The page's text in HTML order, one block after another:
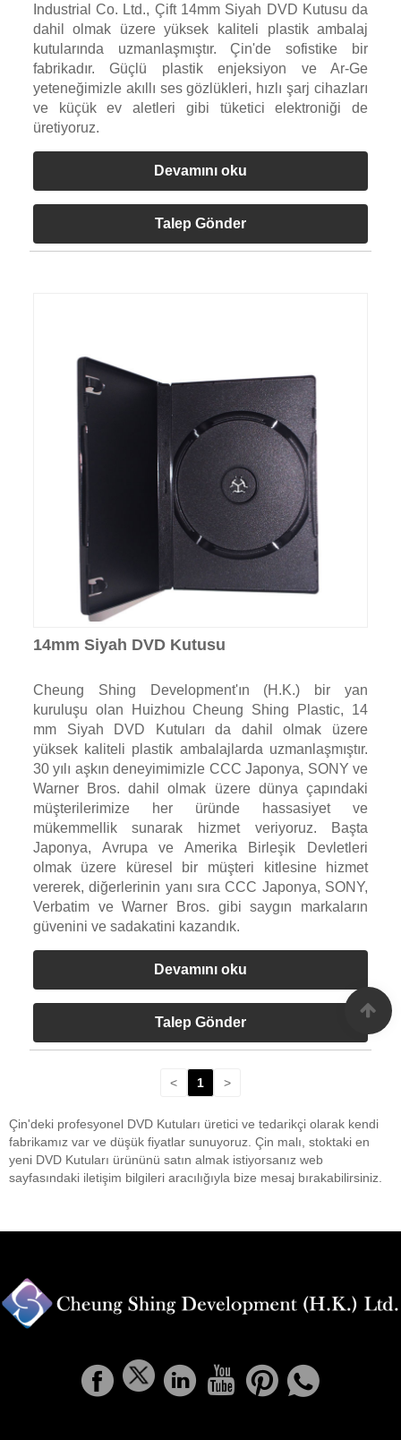
Industrial Co. Ltd., Çift 14mm Siyah DVD Kutusu da
dahil olmak üzere yüksek kaliteli plastik ambalaj
kutularında uzmanlaşmıştır. Çin'de sofistike bir
fabrikadır. Güçlü plastik enjeksiyon ve Ar-Ge
yeteneğimizle akıllı ses gözlükleri, hızlı şarj cihazları
ve küçük ev aletleri gibi tüketici elektroniği de
üretiyoruz.
Devamını oku
Talep Gönder
14mm Siyah DVD Kutusu
Cheung Shing Development'ın (H.K.) bir yan
kuruluşu olan Huizhou Cheung Shing Plastic, 14
mm Siyah DVD Kutuları da dahil olmak üzere
yüksek kaliteli plastik ambalajlarda uzmanlaşmıştır.
30 yılı aşkın deneyimimizle CCC Japonya, SONY ve
Warner Bros. dahil olmak üzere dünya çapındaki
müşterilerimize her üründe hassasiyet ve
mükemmellik sunarak hizmet veriyoruz. Başta
Japonya, Avrupa ve Amerika Birleşik Devletleri
olmak üzere küresel bir müşteri kitlesine hizmet
vererek, diğerlerinin yanı sıra CCC Japonya, SONY,
Verbatim ve Warner Bros. gibi saygın markaların
güvenini ve sadakatini kazandık.
Devamını oku
Talep Gönder
< 1 >
Çin'deki profesyonel DVD Kutuları üretici ve tedarikçi olarak kendi
fabrikamız var ve düşük fiyatlar sunuyoruz. Çin malı, stoktaki en
yeni DVD Kutuları ürününü satın almak istiyorsanız web
sayfasındaki iletişim bilgileri aracılığıyla bize mesaj bırakabilirsiniz.